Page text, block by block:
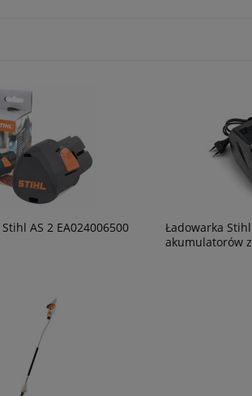
AS 2 EA024006500
Ładowarka
akumulatorów